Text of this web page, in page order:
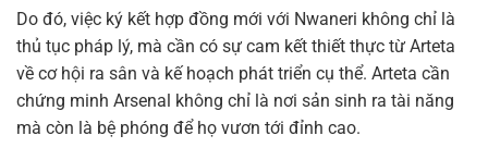
Do đó, việc ký kết hợp đồng mới với Nwaneri không chỉ là
thủ tục pháp lý, mà cần có sự cam kết thiết thực từ Arteta
về cơ hội ra sân và kế hoạch phát triển cụ thể. Arteta cần
chứng minh Arsenal không chỉ là nơi sản sinh ra tài năng
mà còn là bệ phóng để họ vươn tới đỉnh cao.